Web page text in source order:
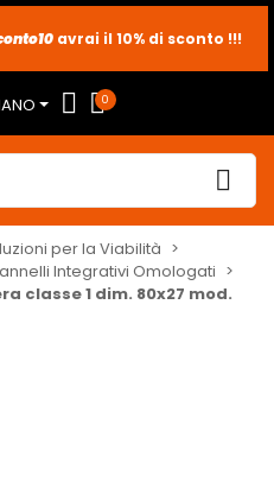
avrai il 10% di sconto !!!
0
per la Viabilità
Integrativi Omologati
classe 1 dim. 80x27 mod.